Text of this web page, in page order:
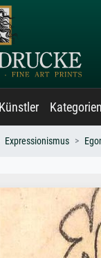
Künstler Kategorien
Expressionismus